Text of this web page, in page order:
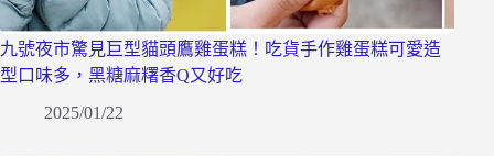
九號夜市驚見巨型貓頭鷹雞蛋糕！吃貨手作雞蛋糕可愛造
型口味多，黑糖麻糬香Q又好吃
2025/01/22